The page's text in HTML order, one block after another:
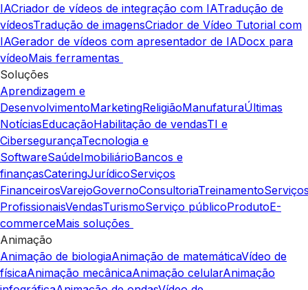
IACriador de vídeos de integração com IATradução de
vídeosTradução de imagensCriador de Vídeo Tutorial com
IAGerador de vídeos com apresentador de IADocx para
vídeoMais ferramentas
Soluções
Aprendizagem e
DesenvolvimentoMarketingReligiãoManufaturaÚltimas
NotíciasEducaçãoHabilitação de vendasTI e
CibersegurançaTecnologia e
SoftwareSaúdeImobiliárioBancos e
finançasCateringJurídicoServiços
FinanceirosVarejoGovernoConsultoriaTreinamento
ProfissionaisVendasTurismoServiço públicoProdutoE-
commerceMais soluções
Animação
Animação de biologiaAnimação de matemáticaVídeo de
físicaAnimação mecânicaAnimação celularAnimação